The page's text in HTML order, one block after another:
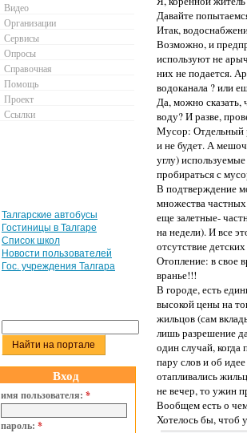
Давайте
Итак,
Возможно, и
используют не
них не подается.
водоканала ? или
Да, можно сказать,
воду? И разве,
Мусор: Отдельный
и не будет. А
углу)
пробираться с
В подтверждение
множества
еще залетные-
на недели). И все
отсутствие
Отопление: в свое
вранье!!!
В городе, есть
высокой цены на
жильцов (сам
лишь разрешение
один случай, когда
пару слов и об
отапливались
не вечер, то ужин
Вообщем есть о
Хотелось бы, чтоб
Видео
Организации
Сервисы
Опросы
Справочная
Помощь
Проект
Ссылки
Талгарские автобусы
Гостиницы в Талгаре
Список школ
Новости пользователей
Гос. учреждения Талгара
Вход
имя пользователя: *
пароль: *